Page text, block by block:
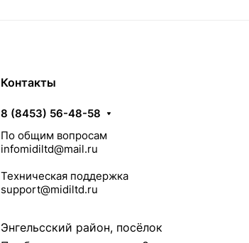
Контакты
8 (8453) 56-48-58
По общим вопросам
infomidiltd@mail.ru
Техническая поддержка
support@midiltd.ru
Энгельсский район, посёлок